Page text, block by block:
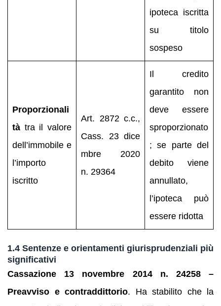
ipoteca iscritta
su titolo
sospeso
Proporzionali
tàtra il valore
dell’immobile e
l’importo
iscritto
Art. 2872 c.c.,
Cass. 23 dice
mbre 2020
n. 29364
Il credito
garantito non
deve essere
sproporzionato
; se parte del
debito viene
annullato,
l’ipoteca può
essere ridotta
1.4 Sentenze e orientamenti giurisprudenziali più
significativi
Cassazione 13 novembre 2014 n. 24258 –
Preavviso e contraddittorio. Ha stabilito che la